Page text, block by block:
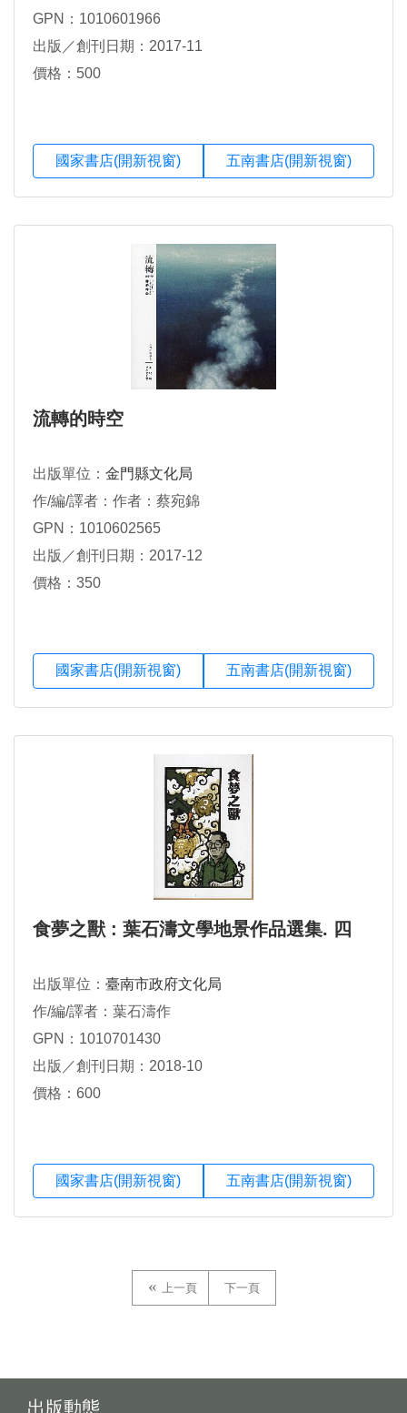
GPN：1010601966
出版／創刊日期：2017-11
價格：500
國家書店(開新視窗) 五南書店(開新視窗)
流轉的時空
出版單位： 金門縣文化局
作/編/譯者：作者：蔡宛錦
GPN：1010602565
出版／創刊日期：2017-12
價格：350
國家書店(開新視窗) 五南書店(開新視窗)
食夢之獸 : 葉石濤文學地景作品選集. 四
出版單位： 臺南市政府文化局
作/編/譯者：葉石濤作
GPN：1010701430
出版／創刊日期：2018-10
價格：600
國家書店(開新視窗) 五南書店(開新視窗)
上一頁 下一頁
出版動態